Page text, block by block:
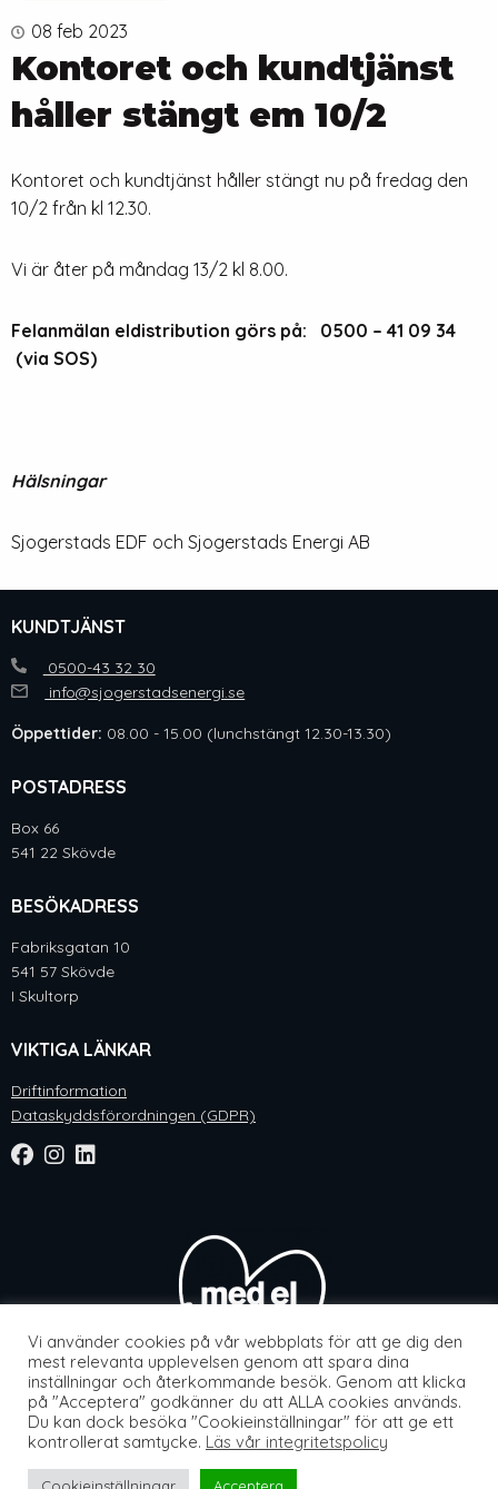
08 feb 2023
Kontoret och kundtjänst
håller stängt em 10/2
Kontoret och kundtjänst håller stängt nu på fredag den
10/2 från kl 12.30.
Vi är åter på måndag 13/2 kl 8.00.
Felanmälan eldistribution görs på: 0500 – 41 09 34
(via SOS)
Hälsningar
Sjogerstads EDF och Sjogerstads Energi AB
KUNDTJÄNST
0500-43 32 30
info@sjogerstadsenergi.se
Öppettider: 08.00 - 15.00 (lunchstängt 12.30-13.30)
POSTADRESS
Box 66
541 22 Skövde
BESÖKADRESS
Fabriksgatan 10
541 57 Skövde
I Skultorp
VIKTIGA LÄNKAR
Driftinformation
Dataskyddsförordningen (GDPR)
Webbsida avKnockout Webbyrå
Vi använder cookies på vår webbplats för att ge dig den
mest relevanta upplevelsen genom att spara dina
inställningar och återkommande besök. Genom att klicka
på "Acceptera" godkänner du att ALLA cookies används.
Du kan dock besöka "Cookieinställningar" för att ge ett
kontrollerat samtycke. Läs vår integritetspolicy